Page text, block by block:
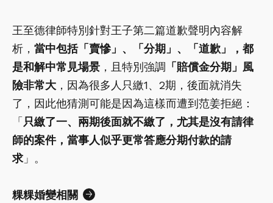
王至德律師特別針對王子第二篇道歉聲明內容解
析， 當中包括「賣慘」、「分期」、「道歉」，都
是和解中常見場景 ，且特別強調 「賠償金分期」風
險非常大 ，因為很多人只繳1、2期，後面就消失
了，因此他猜測可能是因為這樣而遭到范姜拒絕：
「只繳了一、兩期後面就不繳了，尤其是沒有請律
師的案件，當事人似乎更常答應分期付款的請
求 」。
粿粿婚變相關